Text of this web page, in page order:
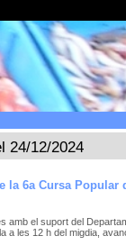
24/12/2024
la 6a Cursa Popular
amb el suport del
a les 12 h del migdia,